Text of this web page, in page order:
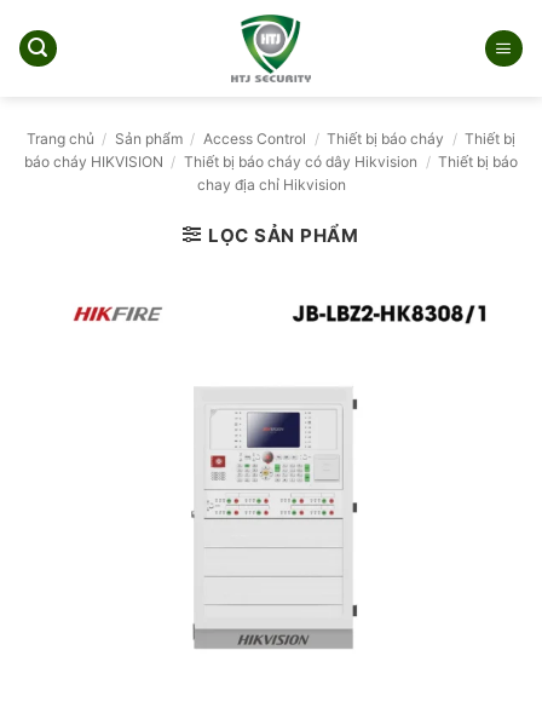
qua
Trang chủ / Sản phẩm / Access Control / Thiết bị báo cháy / Thiết bị
báo cháy HIKVISION / Thiết bị báo cháy có dây Hikvision / Thiết bị báo
chay địa chỉ Hikvision
LỌC SẢN PHẨM